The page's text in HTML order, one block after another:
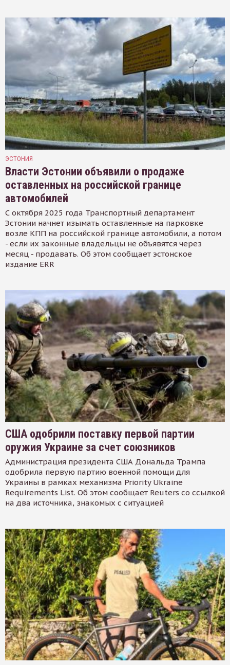
ЭСТОНИЯ
Власти Эстонии объявили о продаже
оставленных на российской границе
автомобилей
С октября 2025 года Транспортный департамент
Эстонии начнет изымать оставленные на парковке
возле КПП на российской границе автомобили, а потом
- если их законные владельцы не объявятся через
месяц - продавать. Об этом сообщает эстонское
издание ERR
США одобрили поставку первой партии
оружия Украине за счет союзников
Администрация президента США Дональда Трампа
одобрила первую партию военной помощи для
Украины в рамках механизма Priority Ukraine
Requirements List. Об этом сообщает Reuters со ссылкой
на два источника, знакомых с ситуацией